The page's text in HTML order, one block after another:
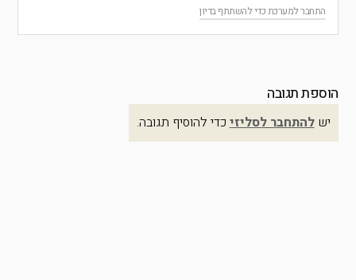
התחבר למערכת כדי להשתתף בדיון
הוספת תגובה
ישלהתחבר לסליזיכדי להוסיף תגובה.